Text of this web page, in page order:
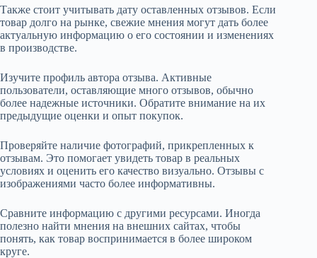
Также стоит учитывать дату оставленных отзывов. Если
товар долго на рынке, свежие мнения могут дать более
актуальную информацию о его состоянии и изменениях
в производстве.
Изучите профиль автора отзыва. Активные
пользователи, оставляющие много отзывов, обычно
более надежные источники. Обратите внимание на их
предыдущие оценки и опыт покупок.
Проверяйте наличие фотографий, прикрепленных к
отзывам. Это помогает увидеть товар в реальных
условиях и оценить его качество визуально. Отзывы с
изображениями часто более информативны.
Сравните информацию с другими ресурсами. Иногда
полезно найти мнения на внешних сайтах, чтобы
понять, как товар воспринимается в более широком
круге.